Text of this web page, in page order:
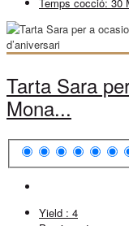
Tarta Sara
Mona...
Yield : 4